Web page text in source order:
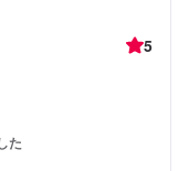
5
た